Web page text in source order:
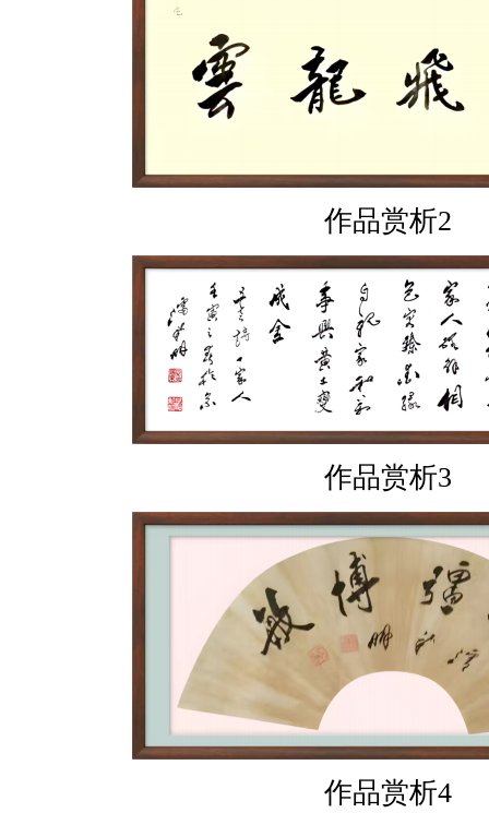
作品赏析2
作品赏析3
作品赏析4